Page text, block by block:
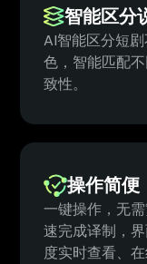
智能区分
AI智能区分短
色，智能匹配
致性。
操作简便
一键操作，无
速完成译制，
度实时查看、